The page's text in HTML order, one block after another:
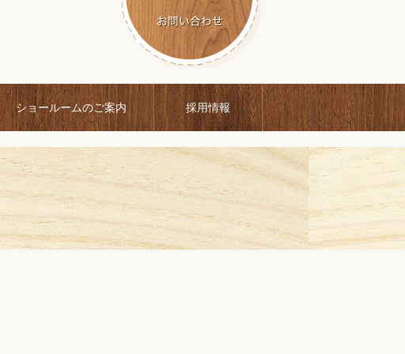
ショールームのご案内 採用情報